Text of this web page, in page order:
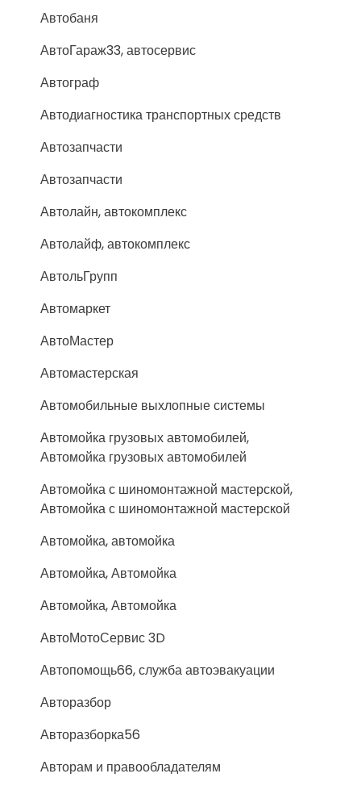
Автобаня
АвтоГараж33, автосервис
Автограф
Автодиагностика транспортных средств
Автозапчасти
Автозапчасти
Автолайн, автокомплекс
Автолайф, автокомплекс
АвтольГрупп
Автомаркет
АвтоМастер
Автомастерская
Автомобильные выхлопные системы
Автомойка грузовых автомобилей,
Автомойка грузовых автомобилей
Автомойка с шиномонтажной мастерской,
Автомойка с шиномонтажной мастерской
Автомойка, автомойка
Автомойка, Автомойка
Автомойка, Автомойка
АвтоМотоСервис 3D
Автопомощь66, служба автоэвакуации
Авторазбор
Авторазборка56
Авторам и правообладателям